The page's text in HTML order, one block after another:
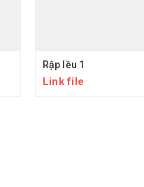
Rập lều 1
Link file